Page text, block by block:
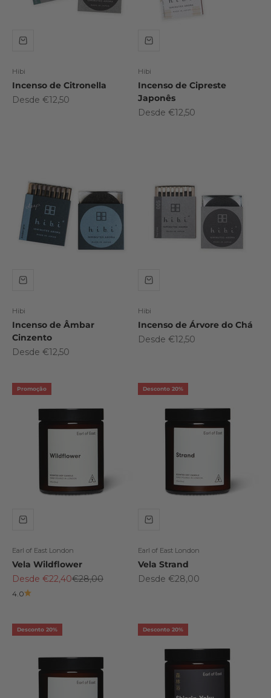
Hibi
Incenso de Citronella
Preço promocional
Desde €12,50
Hibi
Incenso de Cipreste
Japonês
Preço promocional
Desde €12,50
Hibi
Incenso de Âmbar
Cinzento
Preço promocional
Desde €12,50
Hibi
Incenso de Árvore do Chá
Preço promocional
Desde €12,50
Promoção
Earl of East London
Vela Wildflower
Preço promocional
Desde €22,40Preço normal
€28,00
4.0
Desconto 20%
Earl of East London
Vela Strand
Preço promocional
Desde €28,00
Desconto 20% Desconto 20%